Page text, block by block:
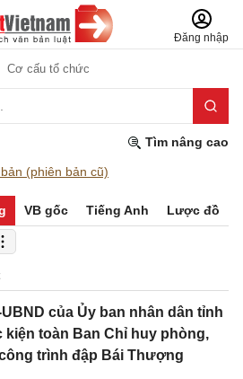
Đăng nhập
Cơ cấu tổ chức
Tìm nâng cao
(phiên bản cũ)
VB gốc Tiếng Anh Lược đồ
của Ủy ban nhân dân tỉnh
kiện toàn Ban Chỉ huy phòng,
trình đập Bái Thượng